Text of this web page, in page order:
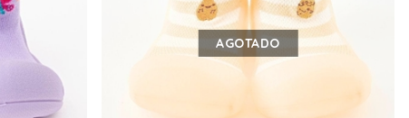
AGOTADO